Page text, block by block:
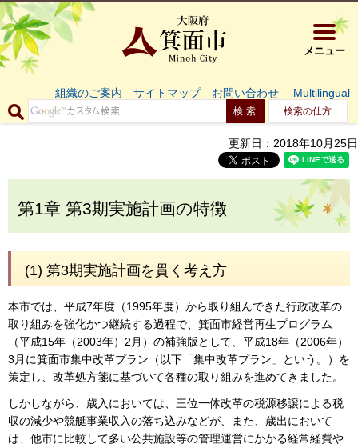
大阪府箕
メニュー
組織のご案内 サイトマップ お問い合わせ Multilingual
検索の仕方
更新日：2018年10月25日
第1章 第3期実施計画の特徴
(1) 第3期実施計画を貫く考え方
本市では、平成7年度（1995年度）から取り組んできた行政改革の
取り組みを強化かつ継続する過程で、箕面市経営再生プログラム
（平成15年（2003年）2月）の補強版として、平成18年（2006年）
3月に箕面市集中改革プラン（以下「集中改革プラン」という。）を
策定し、改革処方箋に基づいて各種の取り組みを進めてきました。
しかしながら、歳入においては、三位一体改革の税源移譲による税
収の減少や競艇事業収入の落ち込みなどが、また、歳出において
は、他市に比較して多い公共施設等の管理運営にかかる経常経費や